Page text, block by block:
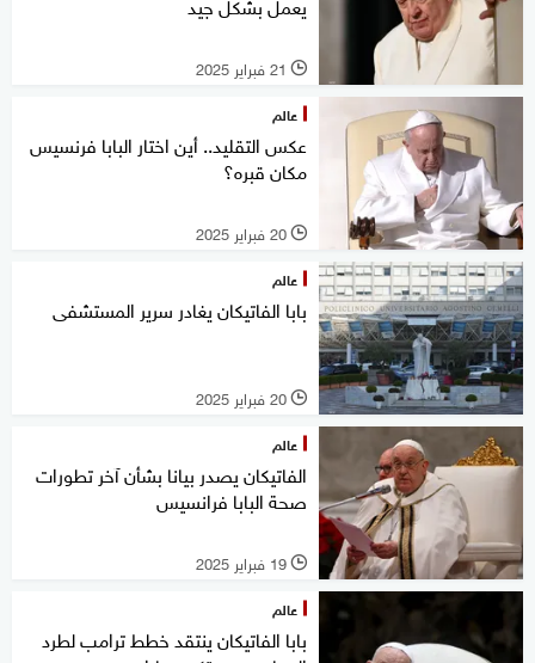
l 21 فبراير 2025
عالم
عكس التقليد.. أين اختار البابا فرنسيس
مكان قبره؟
l 20 فبراير 2025
عالم
بابا الفاتيكان يغادر سرير المستشفى
l 20 فبراير 2025
عالم
الفاتيكان يصدر بيانا بشأن آخر تطورات
صحة البابا فرانسيس
l 19 فبراير 2025
عالم
بابا الفاتيكان ينتقد خطط ترامب لطرد